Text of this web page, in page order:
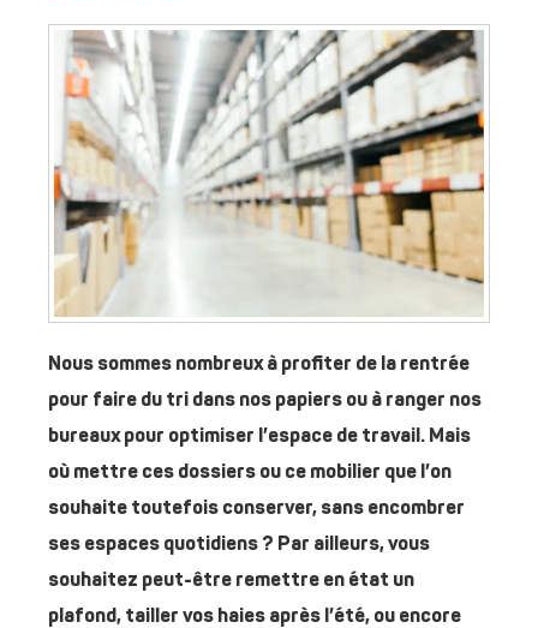
Nous sommes nombreux à profiter de la rentrée
pour faire du tri dans nos papiers ou à ranger nos
bureaux pour optimiser l’espace de travail. Mais
où mettre ces dossiers ou ce mobilier que l’on
souhaite toutefois conserver, sans encombrer
ses espaces quotidiens ? Par ailleurs, vous
souhaitez peut-être remettre en état un
plafond, tailler vos haies après l’été, ou encore